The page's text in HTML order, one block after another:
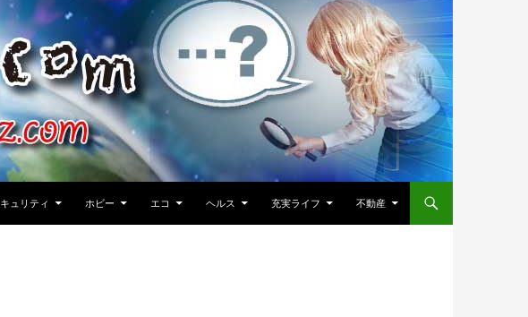
ュリティ ホビー エコ ヘルス 充実ライフ 不動産